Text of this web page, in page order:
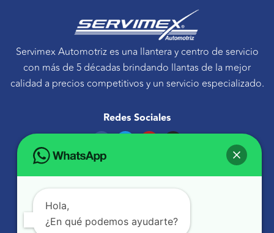
Servimex Automotriz es una llantera y centro de servicio
con más de 5 décadas brindando llantas de la mejor
calidad a precios competitivos y un servicio especializado.
Redes Sociales
F
c
e
o
o
T
e
r
Y
b
e
I
g
r
Avenida Tecnológico 30 Sur Querétaro, Qro.
atencionaclientes@servimexauto.mx
442 216 1855
Hola,
¿En qué podemos ayudarte?